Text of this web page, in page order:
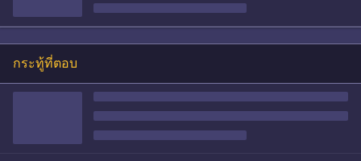
กระทู้ที่ตอบ